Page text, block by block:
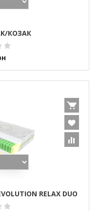
КОЗАК
RELAX DUO